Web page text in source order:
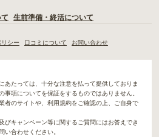
生前準備・終活について
シー 口コミについて お問い合わせ
あたっては、十分な注意を払って提供しておりま
事項についてを保証をするものではありません。
者のサイトや、利用規約をご確認の上、ご自身で
びキャンペーン等に関するご質問にはお答えでき
い合わせください。